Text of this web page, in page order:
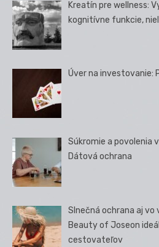
Kreatín pre wellness:
kognitívne funkcie,
Úver na investovanie:
Súkromie a povolenia
Dátová ochrana
Slnečná ochrana aj vo
Beauty of Joseon
cestovateľov